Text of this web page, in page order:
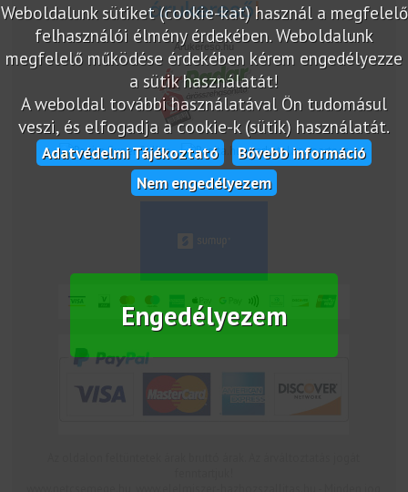
Weboldalunk sütiket (cookie-kat) használ a megfelelő
felhasználói élmény érdekében. Weboldalunk
megfelelő működése érdekében kérem engedélyezze
a sütik használatát!
A weboldal további használatával Ön tudomásul
veszi, és elfogadja a cookie-k (sütik) használatát.
Adatvédelmi Tájékoztató
Bővebb információ
Nem engedélyezem
Engedélyezem
Árukereső.hu
marketplace partner